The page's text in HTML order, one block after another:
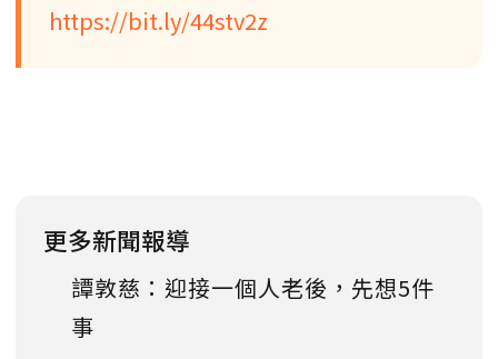
https://bit.ly/44stv2z
更多新聞報導
譚敦慈：迎接一個人老後，先想5件
事